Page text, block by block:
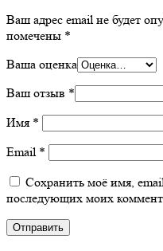
Ваш адрес email не будет
помечены *
Ваша оценка
Ваш отзыв *
Имя *
Email *
Сохранить моё имя,
последующих моих